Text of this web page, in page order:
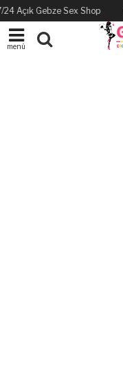
Açık Gebze Sex Shop
menü